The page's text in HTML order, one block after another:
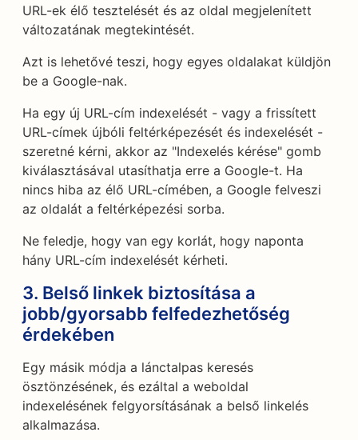
URL-ek élő tesztelését és az oldal megjelenített
változatának megtekintését.
Azt is lehetővé teszi, hogy egyes oldalakat küldjön
be a Google-nak.
Ha egy új URL-cím indexelését - vagy a frissített
URL-címek újbóli feltérképezését és indexelését -
szeretné kérni, akkor az "Indexelés kérése" gomb
kiválasztásával utasíthatja erre a Google-t. Ha
nincs hiba az élő URL-címében, a Google felveszi
az oldalát a feltérképezési sorba.
Ne feledje, hogy van egy korlát, hogy naponta
hány URL-cím indexelését kérheti.
3. Belső linkek biztosítása a
jobb/gyorsabb felfedezhetőség
érdekében
Egy másik módja a lánctalpas keresés
ösztönzésének, és ezáltal a weboldal
indexelésének felgyorsításának a belső linkelés
alkalmazása.